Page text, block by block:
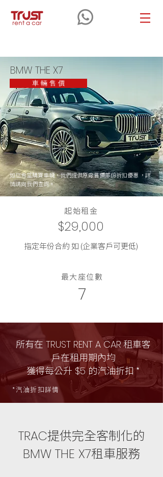
BMW THE X7
車 輛 售 價
如您希望購買車輛，我們提供原廠售價部份折扣優惠 ，詳
情請向我們查詢。
起始租金
$29,000
指定年份合約 如 (企業客戶可更低)
最大座位數
7
所有在 TRUST RENT A CAR租車客
戶在租用期內均
獲得每公升 $5的汽油折扣 *
*汽油折扣詳情
TRAC提供完全客制化的
BMW THE X7租車服務